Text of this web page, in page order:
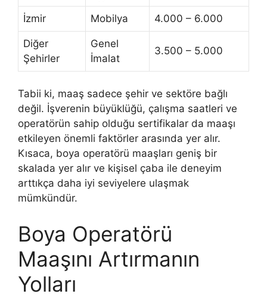
İzmir Mobilya 4.000 – 6.000
Diğer
Şehirler
Genel
İmalat
3.500 – 5.000
Tabii ki, maaş sadece şehir ve sektöre bağlı
değil. İşverenin büyüklüğü, çalışma saatleri ve
operatörün sahip olduğu sertifikalar da maaşı
etkileyen önemli faktörler arasında yer alır.
Kısaca, boya operatörü maaşları geniş bir
skalada yer alır ve kişisel çaba ile deneyim
arttıkça daha iyi seviyelere ulaşmak
mümkündür.
Boya Operatörü
Maaşını Artırmanın
Yolları